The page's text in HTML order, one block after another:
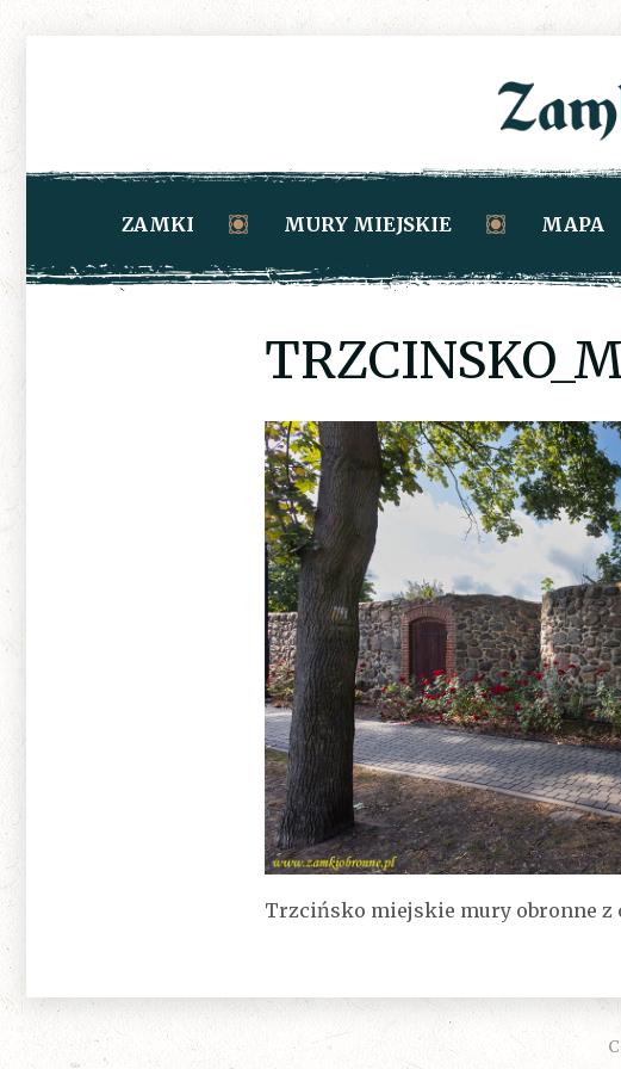
ZAMKI MURY MIEJSKIE MAPA
Trzcińsko miejskie mury obronne z